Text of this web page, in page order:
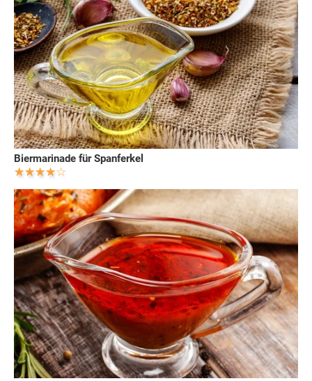
Biermarinade für Spanferkel